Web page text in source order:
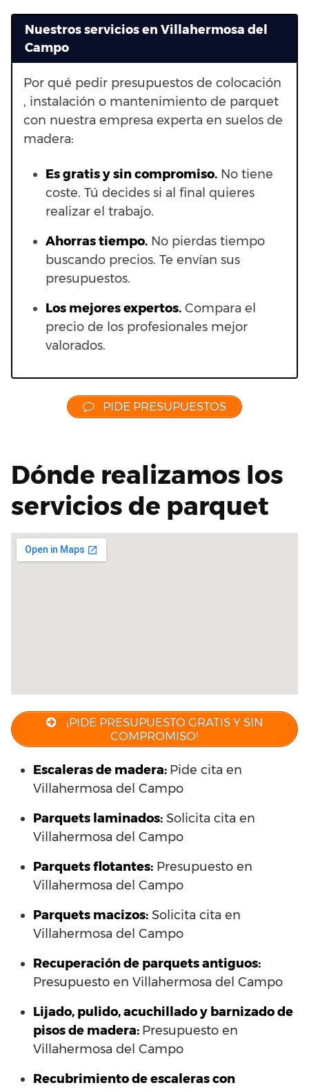
Nuestros servicios en Villahermosa del
Campo
Por qué pedir presupuestos de colocación
, instalación o mantenimiento de parquet
con nuestra empresa experta en suelos de
madera:
Es gratis y sin compromiso. No tiene
coste. Tú decides si al final quieres
realizar el trabajo.
Ahorras tiempo. No pierdas tiempo
buscando precios. Te envían sus
presupuestos.
Los mejores expertos. Compara el
precio de los profesionales mejor
valorados.
PIDE PRESUPUESTOS
Dónde realizamos los
servicios de parquet
¡PIDE PRESUPUESTO GRATIS Y SIN
COMPROMISO!
Escaleras de madera: Pide cita en
Villahermosa del Campo
Parquets laminados: Solicita cita en
Villahermosa del Campo
Parquets flotantes: Presupuesto en
Villahermosa del Campo
Parquets macizos: Solicita cita en
Villahermosa del Campo
Recuperación de parquets antiguos:
Presupuesto en Villahermosa del Campo
Lijado, pulido, acuchillado y barnizado de
pisos de madera: Presupuesto en
Villahermosa del Campo
Recubrimiento de escaleras con